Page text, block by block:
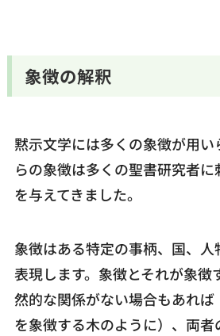
象徴の解釈
黙示文学には多くの象徴が用い
らの象徴は多くの聖書研究者
を与えてきました。
象徴はある特定の事柄、国、人
表現します。象徴とそれが象徴
然的な関係がない場合もあれ
を象徴する木のように）、両